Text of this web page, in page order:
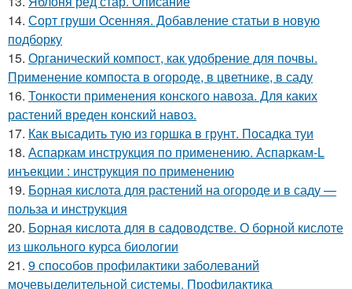
14. Сорт груши Осенняя. Добавление статьи в новую
подборку
15. Органический компост, как удобрение для почвы.
Применение компоста в огороде, в цветнике, в саду
16. Тонкости применения конского навоза. Для каких
растений вреден конский навоз.
17. Как высадить тую из горшка в грунт. Посадка туи
18. Аспаркам инструкция по применению. Аспаркам-L
инъекции : инструкция по применению
19. Борная кислота для растений на огороде и в саду —
польза и инструкция
20. Борная кислота для в садоводстве. О борной кислоте
из школьного курса биологии
21. 9 способов профилактики заболеваний
мочевыделительной системы. Профилактика